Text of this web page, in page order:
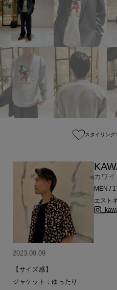
スタイリン
カワ
MEN /
エスト
2023.09.09
【サイズ感】
ジャケット：ゆったり